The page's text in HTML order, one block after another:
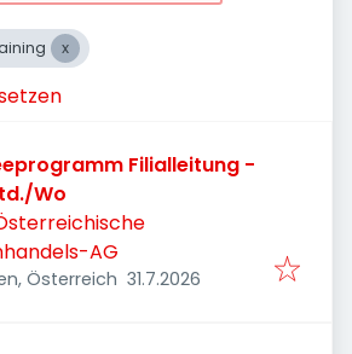
Filialleitung -
Wo
AG
Österreich Veröffentlicht
31.7.2026